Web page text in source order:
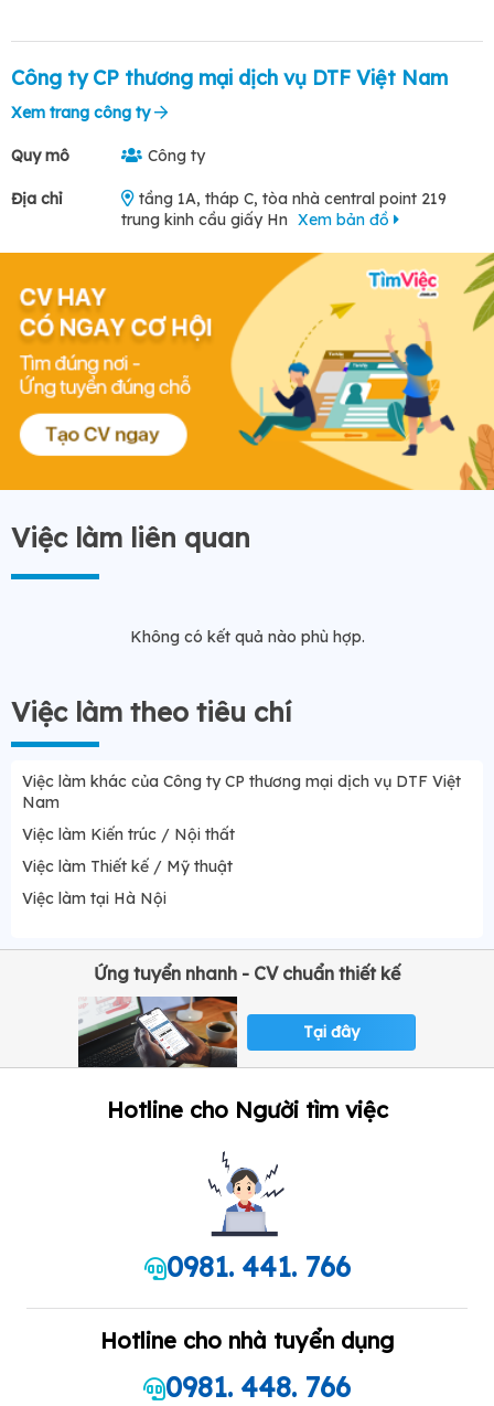
Công ty CP thương mại dịch vụ DTF Việt Nam
Xem trang công ty
Quy mô Công ty
Địa chỉ
tầng 1A, tháp C, tòa nhà central point 219
trung kinh cầu giấy Hn Xem bản đồ
Việc làm liên quan
Không có kết quả nào phù hợp.
Việc làm theo tiêu chí
Việc làm khác của Công ty CP thương mại dịch vụ DTF Việt
Nam
Việc làm Kiến trúc / Nội thất
Việc làm Thiết kế / Mỹ thuật
Việc làm tại Hà Nội
Ứng tuyển nhanh - CV chuẩn thiết kế
Tại đây
Hotline cho Người tìm việc
0981. 441. 766
Hotline cho nhà tuyển dụng
0981. 448. 766